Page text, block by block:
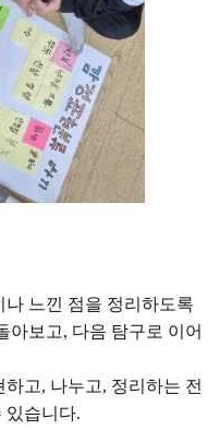
느낀 점을 정리하도록
아보고, 다음 탐구로 이어
고, 나누고, 정리하는 전
있습니다.